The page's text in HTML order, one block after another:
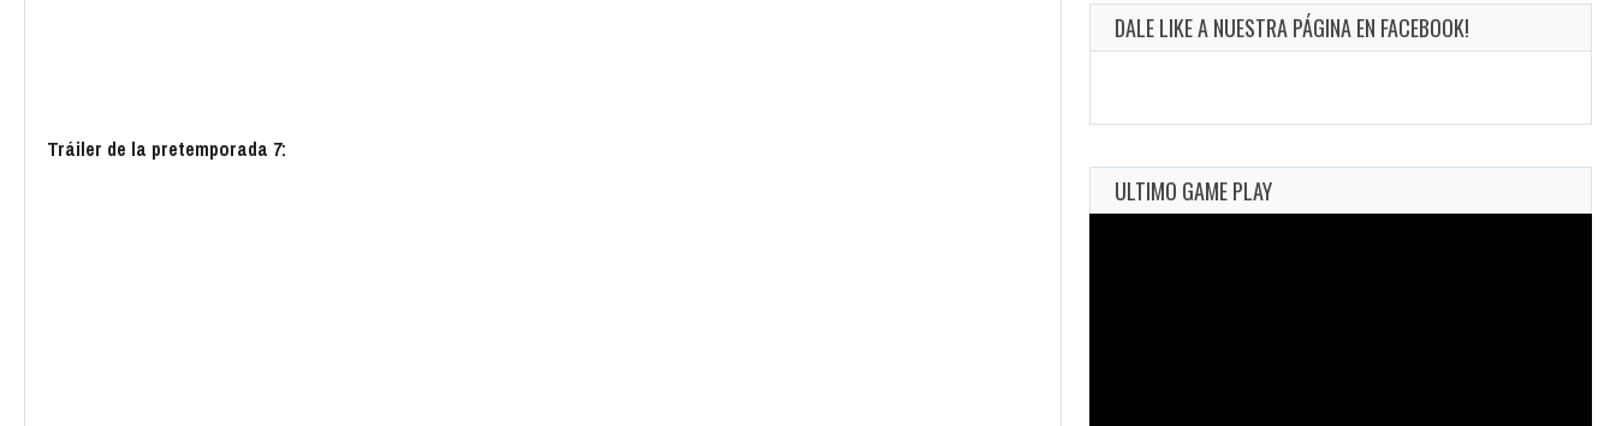
Tráiler de la pretemporada 7:
DALE LIKE A NUESTRA PÁGINA EN FACEBOOK!
ULTIMO GAME PLAY